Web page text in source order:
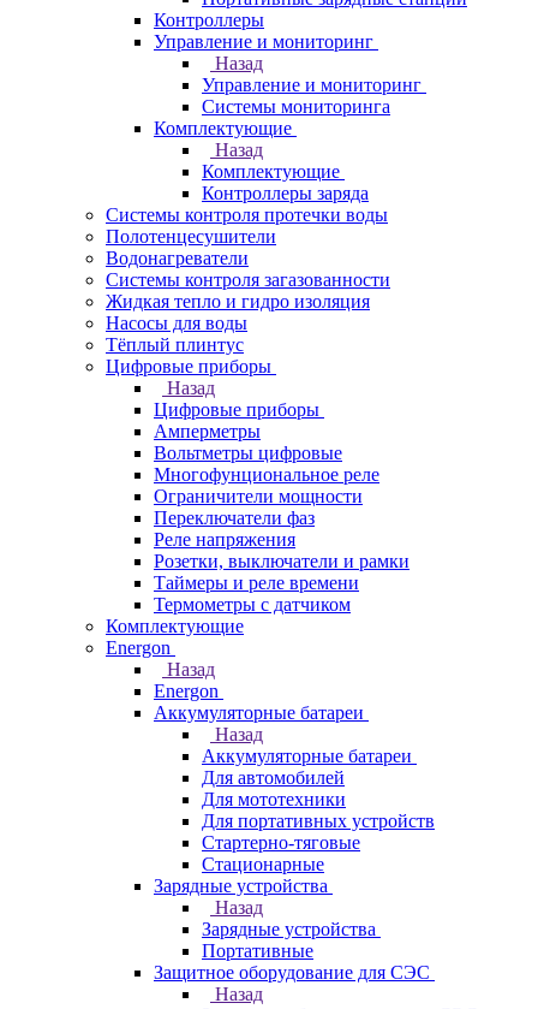
Контроллеры
Управление и мониторинг
Назад
Управление и мониторинг
Системы мониторинга
Комплектующие
Назад
Комплектующие
Контроллеры заряда
Системы контроля протечки воды
Полотенцесушители
Водонагреватели
Системы контроля загазованности
Жидкая тепло и гидро изоляция
Насосы для воды
Тёплый плинтус
Цифровые приборы
Назад
Цифровые приборы
Амперметры
Вольтметры цифровые
Многофунциональное реле
Ограничители мощности
Переключатели фаз
Реле напряжения
Розетки, выключатели и рамки
Таймеры и реле времени
Термометры c датчиком
Комплектующие
Energon
Назад
Energon
Аккумуляторные батареи
Назад
Аккумуляторные батареи
Для автомобилей
Для мототехники
Для портативных устройств
Стартерно-тяговые
Стационарные
Зарядные устройства
Назад
Зарядные устройства
Портативные
Защитное оборудование для СЭС
Назад